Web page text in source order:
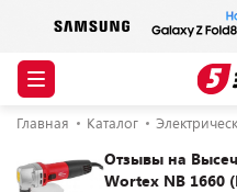
Главная Каталог
Отзывы на
Wortex NB 1660